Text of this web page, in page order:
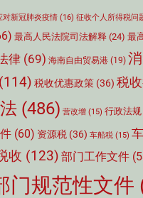
对新冠肺炎疫情 (16) 征收个人所得税问
最高人民法院司法解释 (24) 最
律 (69) 海南自由贸易港 (19)
(114) 税收优惠政策 (36) 税
(486) 营改增 (15) 行政法规
(60) 资源税 (36) 车船税 (15)
收 (123) 部门工作文件
门规范性文件